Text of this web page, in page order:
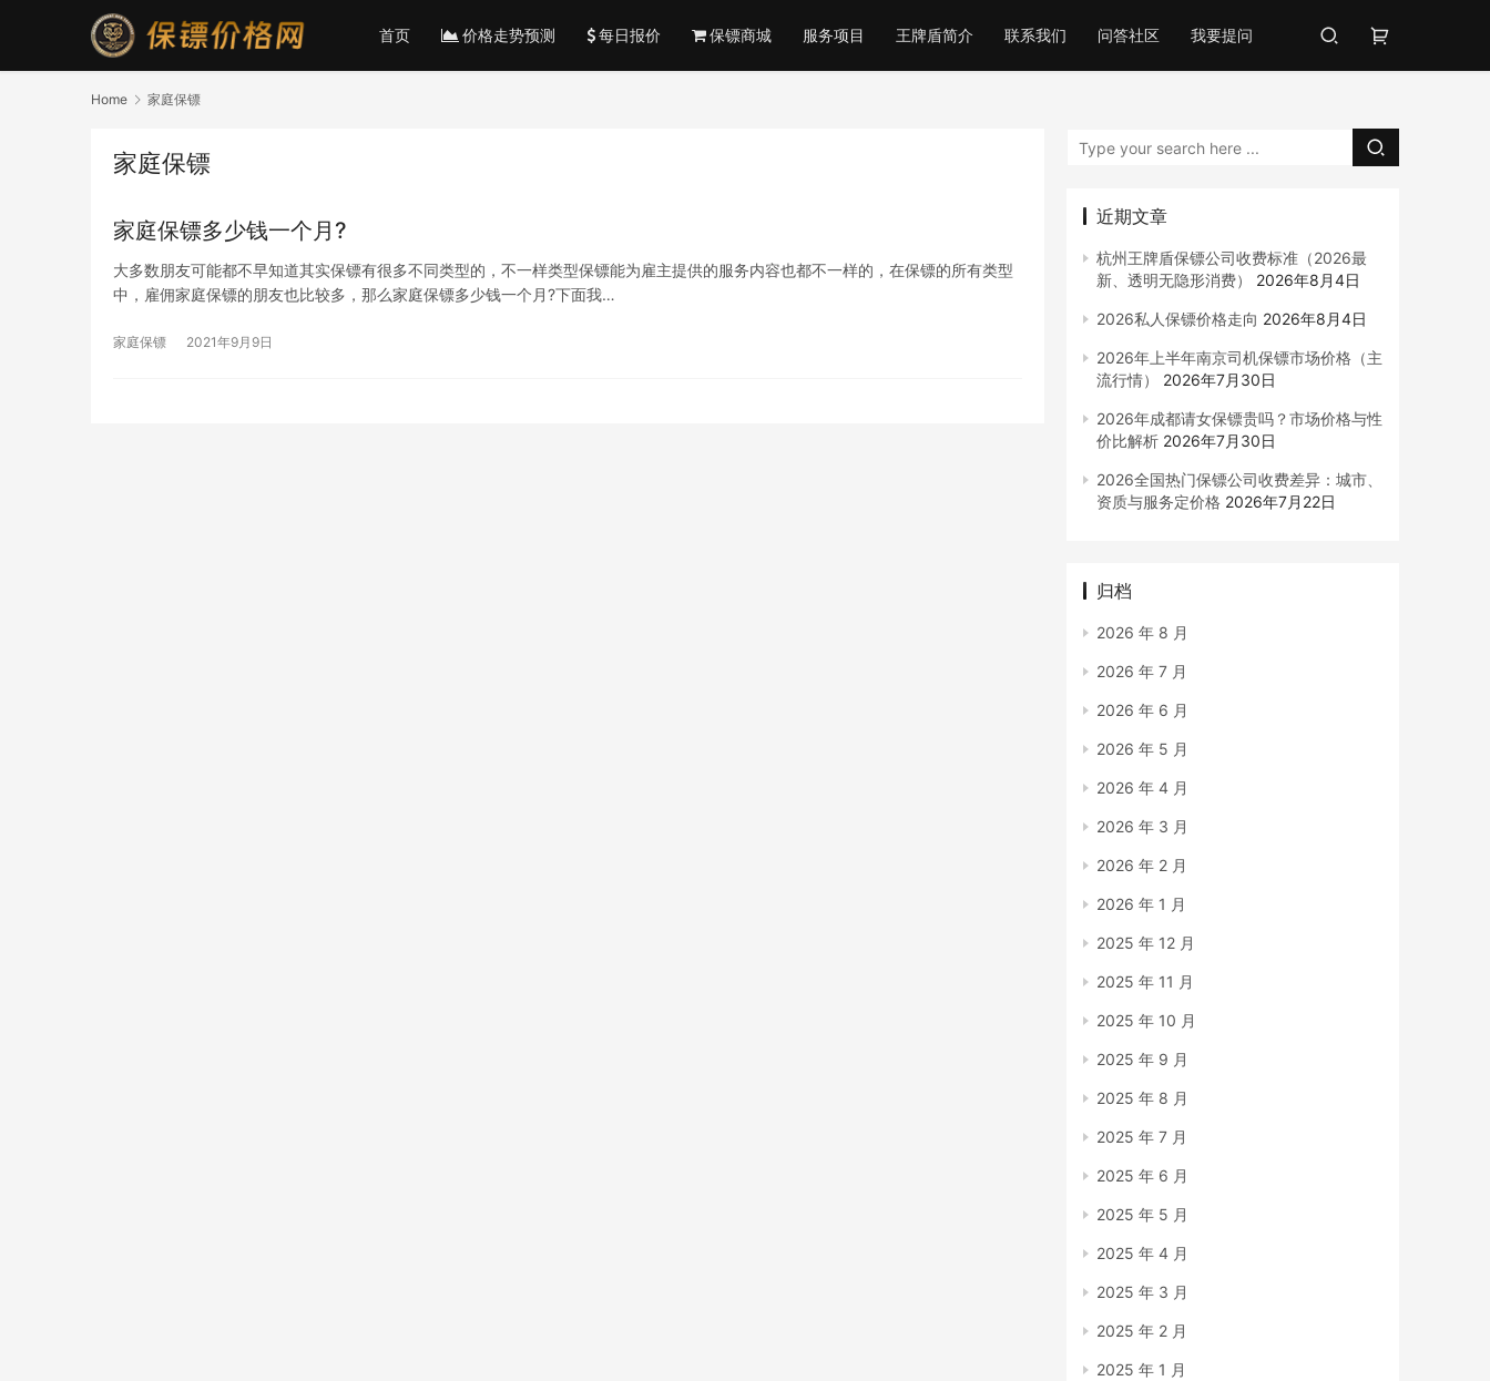
首页 价格走势预测 每日报价 保镖商城 服务项目 王牌盾简介 联系我们 问答社区 我要提问
Home 家庭保镖
家庭保镖
家庭保镖多少钱一个月?
大多数朋友可能都不早知道其实保镖有很多不同类型的，不一样类型保镖能为雇主提供的服务内容也都不一样的，在保镖的所有类型
中，雇佣家庭保镖的朋友也比较多，那么家庭保镖多少钱一个月?下面我…
家庭保镖 2021年9月9日
近期文章
杭州王牌盾保镖公司收费标准（2026最
新、透明无隐形消费）
2026年8月4日
2026私人保镖价格走向 2026年8月4日
2026年上半年南京司机保镖市场价格（主
流行情）
2026年7月30日
2026年成都请女保镖贵吗？市场价格与性
价比解析 2026年7月30日
2026全国热门保镖公司收费差异：城市、
资质与服务定价格 2026年7月22日
归档
2026 年 8 月
2026 年 7 月
2026 年 6 月
2026 年 5 月
2026 年 4 月
2026 年 3 月
2026 年 2 月
2026 年 1 月
2025 年 12 月
2025 年 11 月
2025 年 10 月
2025 年 9 月
2025 年 8 月
2025 年 7 月
2025 年 6 月
2025 年 5 月
2025 年 4 月
2025 年 3 月
2025 年 2 月
2025 年 1 月